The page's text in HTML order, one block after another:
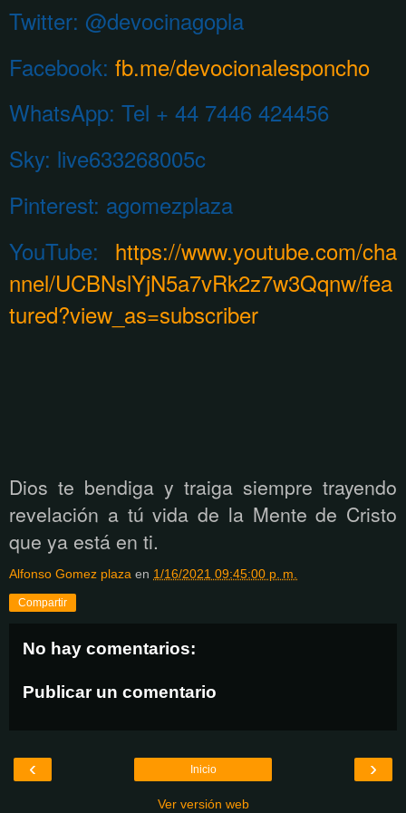
Twitter: @devocinagopla
Facebook: fb.me/devocionalesponcho
WhatsApp: Tel + 44 7446 424456
Sky: live633268005c
Pinterest: agomezplaza
YouTube: https://www.youtube.com/cha
nnel/UCBNslYjN5a7vRk2z7w3Qqnw/fea
tured?view_as=subscriber
Dios te bendiga y traiga siempre trayendo
revelación a tú vida de la Mente de Cristo
que ya está en ti.
Alfonso Gomez plaza en 1/16/2021 09:45:00 p. m.
Compartir
No hay comentarios:
Publicar un comentario
‹ ›
Inicio
Ver versión web